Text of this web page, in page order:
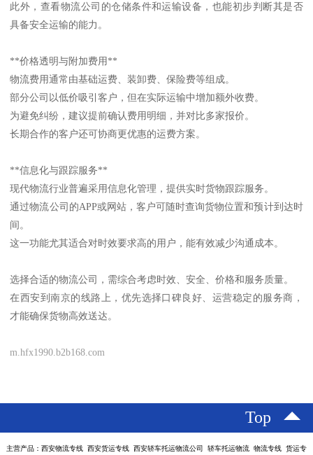
此外，查看物流公司的仓储条件和运输设备，也能初步判断其是否
具备安全运输的能力。
**价格透明与附加费用**
物流费用通常由基础运费、装卸费、保险费等组成。
部分公司以低价吸引客户，但在实际运输中增加额外收费。
为避免纠纷，建议提前确认费用明细，并对比多家报价。
长期合作的客户还可协商更优惠的运费方案。
**信息化与跟踪服务**
现代物流行业普遍采用信息化管理，提供实时货物跟踪服务。
通过物流公司的APP或网站，客户可随时查询货物位置和预计到达时
间。
这一功能尤其适合对时效要求高的用户，能有效减少沟通成本。
选择合适的物流公司，需综合考虑时效、安全、价格和服务质量。
在西安到南京的线路上，优先选择口碑良好、运营稳定的服务商，
才能确保货物高效送达。
m.hfx1990.b2b168.com
Top
主营产品：西安物流专线 西安货运专线 西安轿车托运物流公司 轿车托运物流 物流专线 货运专